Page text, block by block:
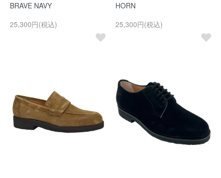
BRAVE NAVY
25,300円(税込)
HORN
25,300円(税込)